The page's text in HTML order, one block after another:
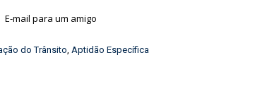
E-mail para um amigo
do Trânsito, Aptidão Específica